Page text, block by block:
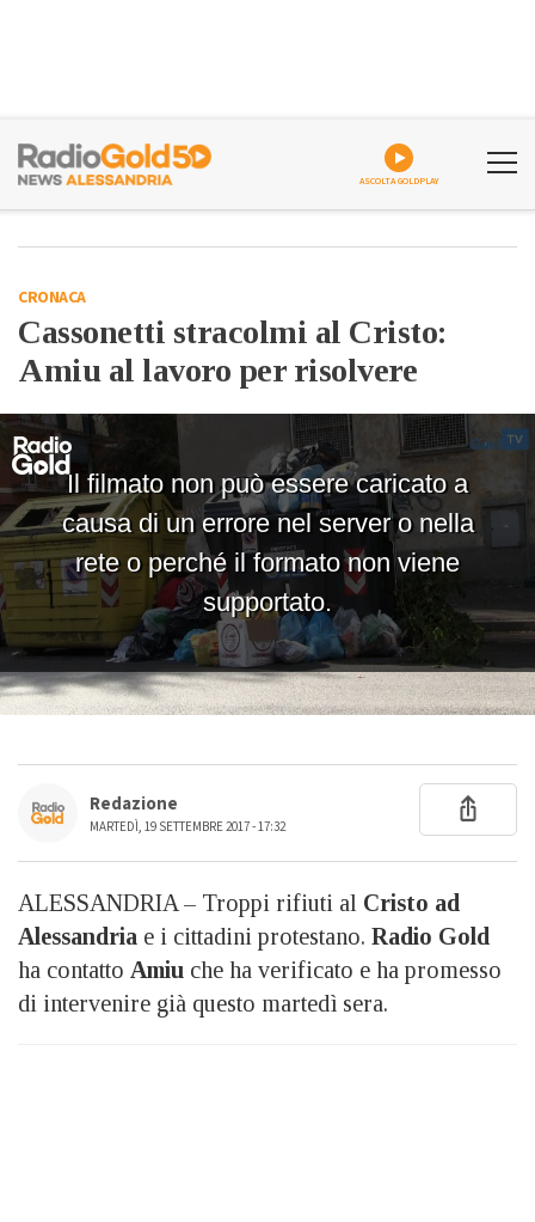
ASCOLTA GOLDPLAY
CRONACA
Cassonetti stracolmi al Cristo:
Amiu al lavoro per risolvere
Redazione
MARTEDÌ, 19 SETTEMBRE 2017 - 17:32
ALESSANDRIA – Troppi rifiuti al Cristo ad
Alessandria e i cittadini protestano. Radio Gold
ha contatto Amiu che ha verificato e ha promesso
di intervenire già questo martedì sera.